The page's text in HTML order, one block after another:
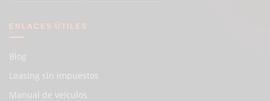
ENLACES ÚTILES
Blog
Leasing sin impuestos
Manual de veiculos